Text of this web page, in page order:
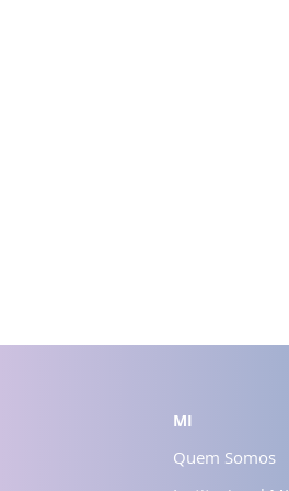
MI
Quem Somos